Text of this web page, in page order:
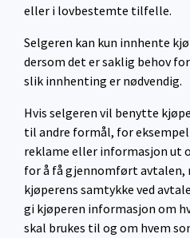
eller i lovbestemte tilfelle.
Selgeren kan kun innhente
dersom det er saklig behov
slik innhenting er nødvendig.
Hvis selgeren vil benytte
til andre formål, for
reklame eller informasjon ut
for å få gjennomført avtalen,
kjøperens samtykke ved
gi kjøperen informasjon om
skal brukes til og om hvem